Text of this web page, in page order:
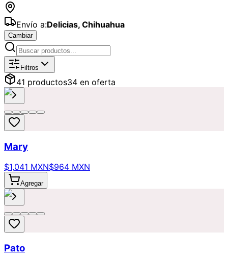
Envío a:Delicias, Chihuahua
Cambiar
Catálogo deOfertas
Filtros
41 productos34 en oferta
Mary
$1,041 MXN$964 MXN
Agregar
Pato